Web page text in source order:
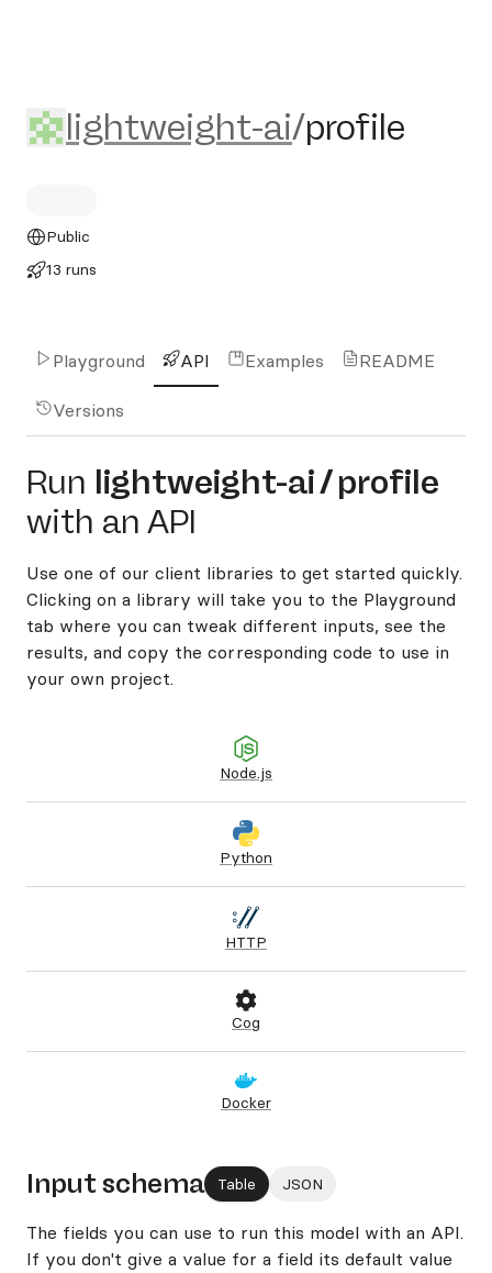
lightweight-ai/profile
lightweight-ai/profile
Public
13 runs
Playground API Examples README
Versions
Run lightweight-ai/profile
with an API
Use one of our client libraries to get started quickly.
Clicking on a library will take you to the Playground
tab where you can tweak different inputs, see the
results, and copy the corresponding code to use in
your own project.
Node.js
Python
HTTP
Cog
Docker
Input schema Table JSON
The fields you can use to run this model with an API.
If you don't give a value for a field its default value